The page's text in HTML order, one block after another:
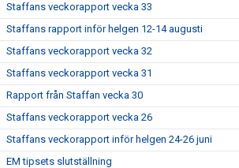
Staffans veckorapport vecka 33
Staffans rapport inför helgen 12-14 augusti
Staffans veckorapport vecka 32
Staffans veckorapport vecka 31
Rapport från Staffan vecka 30
Staffans veckorapport vecka 26
Staffans veckorapport inför helgen 24-26 juni
EM tipsets slutställning